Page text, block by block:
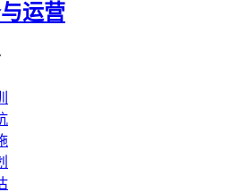
运营